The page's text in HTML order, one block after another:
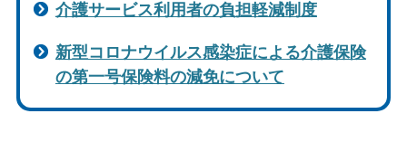
介護サービス利用者の負担軽減制度
新型コロナウイルス感染症による介護保険
の第一号保険料の減免について